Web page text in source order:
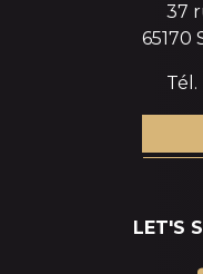
37
65170
Tél.
LET'S